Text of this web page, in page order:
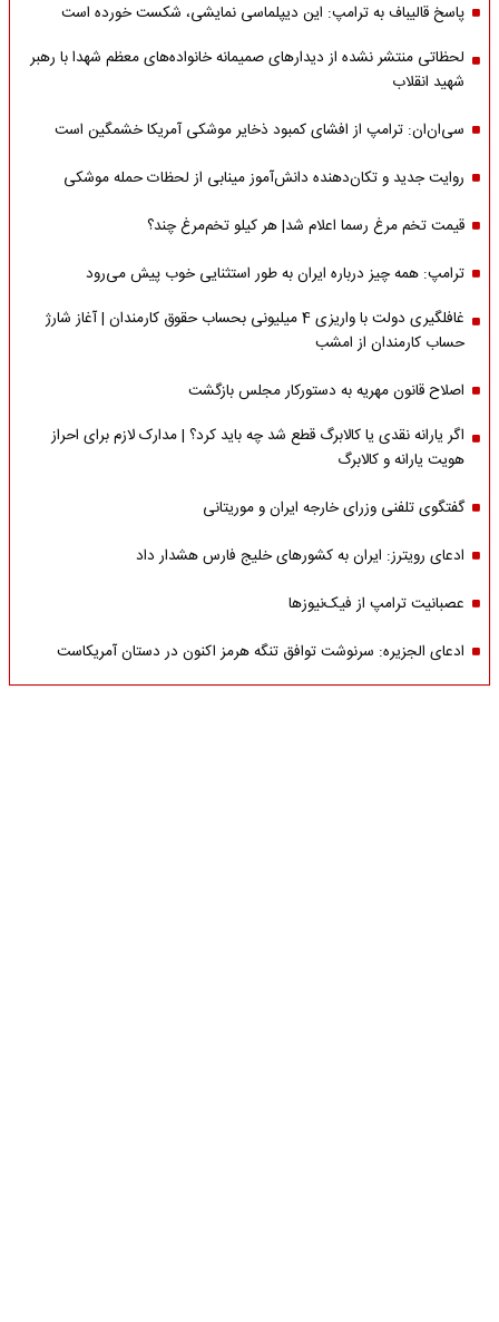
پاسخ قالیباف به ترامپ: این دیپلماسی نمایشی، شکست خورده است
لحظاتی منتشر نشده از دیدارهای صمیمانه خانواده‌های معظم شهدا با رهبر
شهید انقلاب
سی‌ان‌ان: ترامپ از افشای کمبود ذخایر موشکی آمریکا خشمگین است
روایت جدید و تکان‌دهنده دانش‌آموز مینابی از لحظات حمله موشکی
قیمت تخم مرغ رسما اعلام شد| هر کیلو تخم‌مرغ چند؟
ترامپ: همه چیز درباره ایران به طور استثنایی خوب پیش می‌رود
غافلگیری دولت با واریزی 4 میلیونی بحساب حقوق کارمندان | آغاز شارژ
حساب کارمندان از امشب
اصلاح قانون مهریه به دستورکار مجلس بازگشت
اگر یارانه نقدی یا کالابرگ قطع شد چه باید کرد؟ | مدارک لازم برای احراز
هویت یارانه و کالابرگ
گفتگوی تلفنی وزرای خارجه ایران و موریتانی
ادعای رویترز: ایران به کشورهای خلیج فارس هشدار داد
عصبانیت ترامپ از فیک‌نیوزها
ادعای الجزیره: سرنوشت توافق تنگه هرمز اکنون در دستان آمریکاست